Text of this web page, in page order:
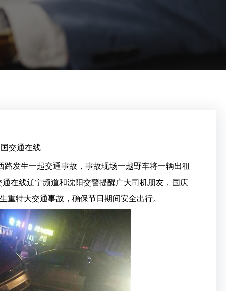
交通在线
发生一起交通事故，事故现场一越野车将一辆出租
在线辽宁频道和沈阳交警提醒广大司机朋友，国庆
特大交通事故，确保节日期间安全出行。